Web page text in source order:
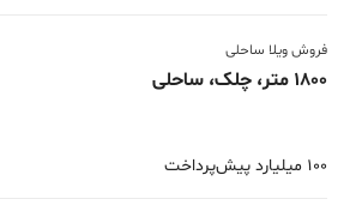
فروش ویلا ساحلی
1800 متر، چلک، ساحلی
100 میلیارد پیش‌پرداخت